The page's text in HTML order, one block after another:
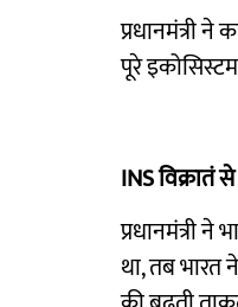
प्रधानमंत्री
पूरे
INS विक्रातं
प्रधानमंत्री ने
था, तब भारत